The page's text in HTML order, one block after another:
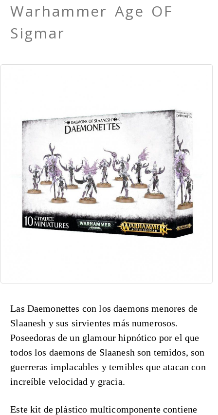
Warhammer Age OF
Sigmar
Las Daemonettes con los daemons menores de
Slaanesh y sus sirvientes más numerosos.
Poseedoras de un glamour hipnótico por el que
todos los daemons de Slaanesh son temidos, son
guerreras implacables y temibles que atacan con
increíble velocidad y gracia.
Este kit de plástico multicomponente contiene